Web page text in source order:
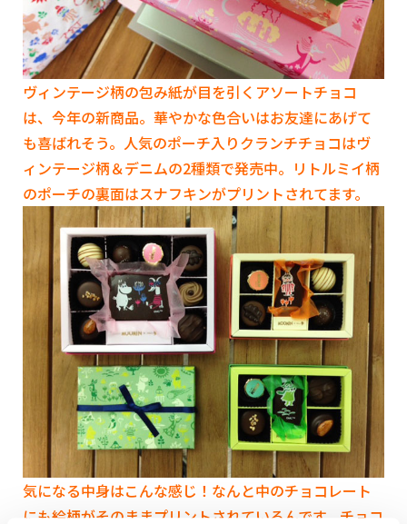
ヴィンテージ柄の包み紙が目を引くアソートチョコ
は、今年の新商品。華やかな色合いはお友達にあげて
も喜ばれそう。人気のポーチ入りクランチチョコはヴ
ィンテージ柄＆デニムの2種類で発売中。リトルミイ柄
のポーチの裏面はスナフキンがプリントされてます。
気になる中身はこんな感じ！なんと中のチョコレート
にも絵柄がそのままプリントされているんです。チョコ